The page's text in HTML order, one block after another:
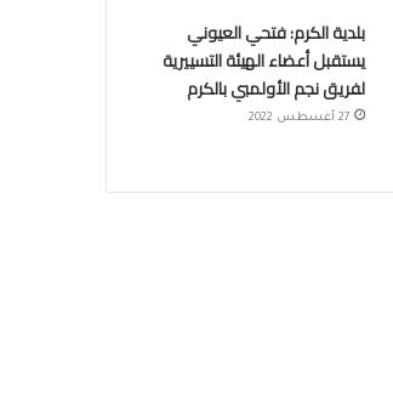
بلدية الكرم: فتحي العيوني
يستقبل أعضاء الهيئة التسييرية
لفريق نجم الأولمبي بالكرم
27 أغسطس 2022